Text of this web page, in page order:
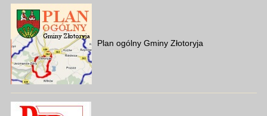
Plan ogólny Gminy Złotoryja